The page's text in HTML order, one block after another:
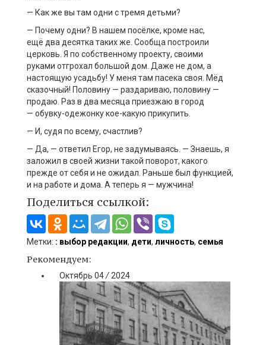
— Как же вы там одни с тремя детьми?
— Почему одни? В нашем посёлке, кроме нас,
ещё два десятка таких же. Сообща построили
церковь. Я по собственному проекту, своими
руками отгрохал большой дом . Д аже не дом, а
настоящую усадьбу! У меня там пасека своя. Мёд
сказочный! Половину — раздариваю, половину —
продаю. Раз в два месяца приезжаю в город
— обувку-одежонкукое-какую прикупить.
— И, судя по всему, счастлив?
— Да, — ответил Егор, не задумываясь. — Знаешь, я
заложил в своей жизни такой поворот, какого
прежде от себя и не ожидал. Раньше был функцией,
и на работе и дома. А теперь я — мужчина!
Поделиться ссылкой:
Метки: : выбор редакции, дети, личность, семья
Рекомендуем:
Октябрь 04/ 2024